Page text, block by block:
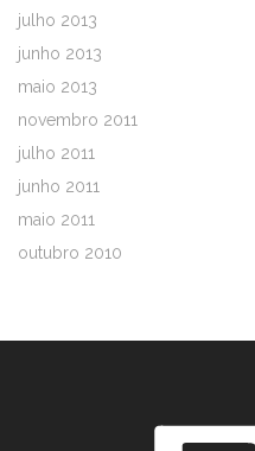
julho 2013
junho 2013
maio 2013
novembro 2011
julho 2011
junho 2011
maio 2011
outubro 2010